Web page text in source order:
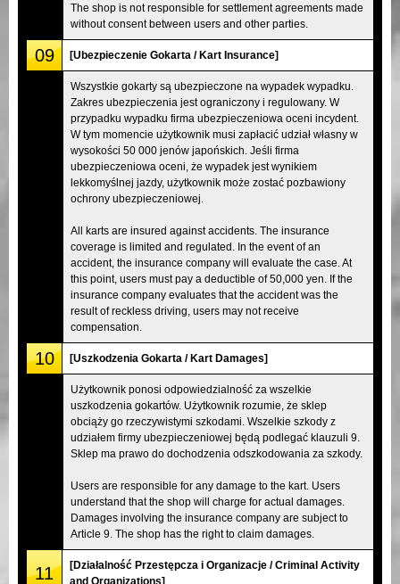
The shop is not responsible for settlement agreements made
without consent between users and other parties.
09 [Ubezpieczenie Gokarta / Kart Insurance]
Wszystkie gokarty są ubezpieczone na wypadek wypadku.
Zakres ubezpieczenia jest ograniczony i regulowany. W
przypadku wypadku firma ubezpieczeniowa oceni incydent.
W tym momencie użytkownik musi zapłacić udział własny w
wysokości 50 000 jenów japońskich. Jeśli firma
ubezpieczeniowa oceni, że wypadek jest wynikiem
lekkomyślnej jazdy, użytkownik może zostać pozbawiony
ochrony ubezpieczeniowej.
All karts are insured against accidents. The insurance
coverage is limited and regulated. In the event of an
accident, the insurance company will evaluate the case. At
this point, users must pay a deductible of 50,000 yen. If the
insurance company evaluates that the accident was the
result of reckless driving, users may not receive
compensation.
10 [Uszkodzenia Gokarta / Kart Damages]
Użytkownik ponosi odpowiedzialność za wszelkie
uszkodzenia gokartów. Użytkownik rozumie, że sklep
obciąży go rzeczywistymi szkodami. Wszelkie szkody z
udziałem firmy ubezpieczeniowej będą podlegać klauzuli 9.
Sklep ma prawo do dochodzenia odszkodowania za szkody.
Users are responsible for any damage to the kart. Users
understand that the shop will charge for actual damages.
Damages involving the insurance company are subject to
Article 9. The shop has the right to claim damages.
11
[Działalność Przestępcza i Organizacje / Criminal Activity
and Organizations]